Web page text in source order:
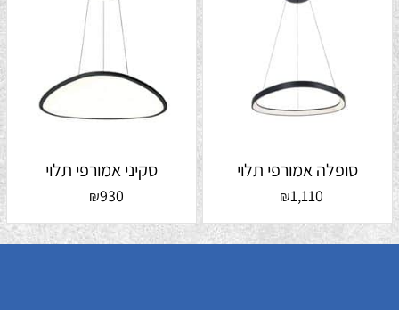
סופלה אמורפי תלוי
₪1,110
סקיני אמורפי תלוי
₪930